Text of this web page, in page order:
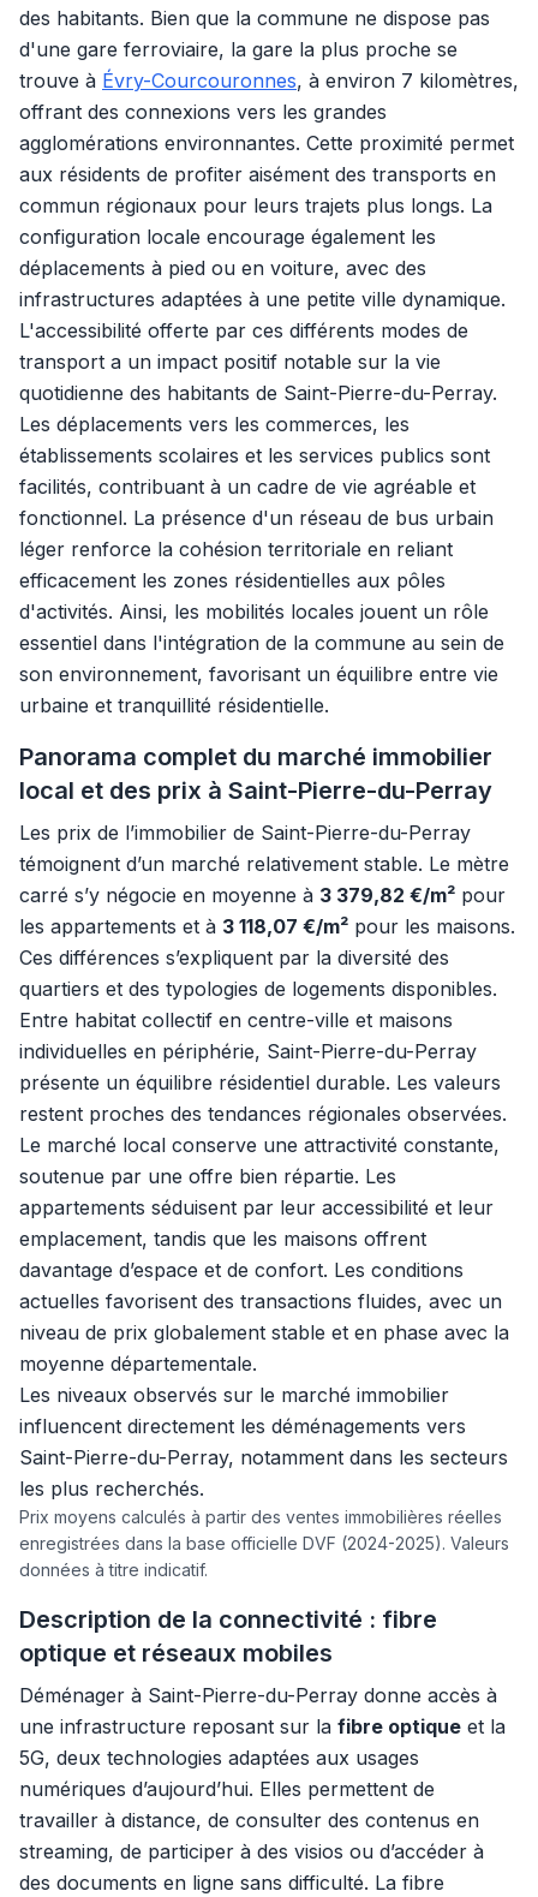
des habitants. Bien que la commune ne dispose pas
d'une gare ferroviaire, la gare la plus proche se
trouve à Évry-Courcouronnes, à environ 7 kilomètres,
offrant des connexions vers les grandes
agglomérations environnantes. Cette proximité permet
aux résidents de profiter aisément des transports en
commun régionaux pour leurs trajets plus longs. La
configuration locale encourage également les
déplacements à pied ou en voiture, avec des
infrastructures adaptées à une petite ville dynamique.
L'accessibilité offerte par ces différents modes de
transport a un impact positif notable sur la vie
quotidienne des habitants de Saint-Pierre-du-Perray.
Les déplacements vers les commerces, les
établissements scolaires et les services publics sont
facilités, contribuant à un cadre de vie agréable et
fonctionnel. La présence d'un réseau de bus urbain
léger renforce la cohésion territoriale en reliant
efficacement les zones résidentielles aux pôles
d'activités. Ainsi, les mobilités locales jouent un rôle
essentiel dans l'intégration de la commune au sein de
son environnement, favorisant un équilibre entre vie
urbaine et tranquillité résidentielle.
Panorama complet du marché immobilier
local et des prix à Saint-Pierre-du-Perray
Les prix de l’immobilier de Saint-Pierre-du-Perray
témoignent d’un marché relativement stable. Le mètre
carré s’y négocie en moyenne à 3 379,82 €/m² pour
les appartements et à 3 118,07 €/m² pour les maisons.
Ces différences s’expliquent par la diversité des
quartiers et des typologies de logements disponibles.
Entre habitat collectif en centre-ville et maisons
individuelles en périphérie, Saint-Pierre-du-Perray
présente un équilibre résidentiel durable. Les valeurs
restent proches des tendances régionales observées.
Le marché local conserve une attractivité constante,
soutenue par une offre bien répartie. Les
appartements séduisent par leur accessibilité et leur
emplacement, tandis que les maisons offrent
davantage d’espace et de confort. Les conditions
actuelles favorisent des transactions fluides, avec un
niveau de prix globalement stable et en phase avec la
moyenne départementale.
Les niveaux observés sur le marché immobilier
influencent directement les déménagements vers
Saint-Pierre-du-Perray, notamment dans les secteurs
les plus recherchés.
Prix moyens calculés à partir des ventes immobilières réelles
enregistrées dans la base officielle DVF (2024-2025). Valeurs
données à titre indicatif.
Description de la connectivité : fibre
optique et réseaux mobiles
Déménager à Saint-Pierre-du-Perray donne accès à
une infrastructure reposant sur la fibre optique et la
5G, deux technologies adaptées aux usages
numériques d’aujourd’hui. Elles permettent de
travailler à distance, de consulter des contenus en
streaming, de participer à des visios ou d’accéder à
des documents en ligne sans difficulté. La fibre